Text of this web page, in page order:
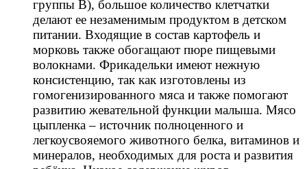
группы В), большое количество клетчатки
делают ее незаменимым продуктом в детском
питании. Входящие в состав картофель и
морковь также обогащают пюре пищевыми
волокнами. Фрикадельки имеют нежную
консистенцию, так как изготовлены из
гомогенизированного мяса и также помогают
развитию жевательной функции малыша. Мясо
цыпленка – источник полноценного и
легкоусвояемого животного белка, витаминов и
минералов, необходимых для роста и развития